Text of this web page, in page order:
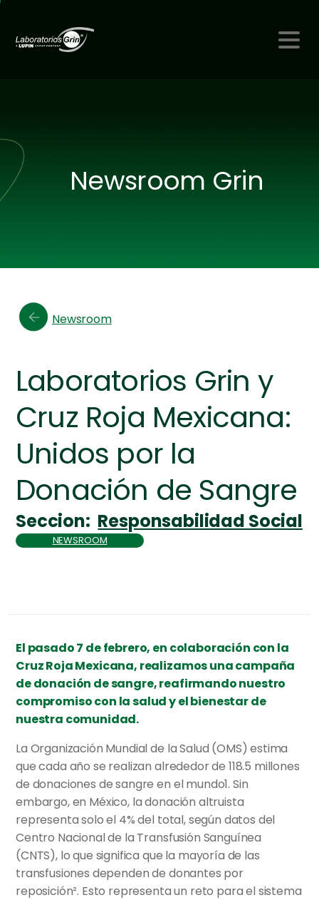
Newsroom Grin
Newsroom
Laboratorios Grin y
Cruz Roja Mexicana:
Unidos por la
Donación de Sangre
Seccion: Responsabilidad Social
NEWSROOM
El pasado 7 de febrero, en colaboración con la
Cruz Roja Mexicana, realizamos una campaña
de donación de sangre, reafirmando nuestro
compromiso con la salud y el bienestar de
nuestra comunidad.
La Organización Mundial de la Salud (OMS) estima
que cada año se realizan alrededor de 118.5 millones
de donaciones de sangre en el mundo1. Sin
embargo, en México, la donación altruista
representa solo el 4% del total, según datos del
Centro Nacional de la Transfusión Sanguínea
(CNTS), lo que significa que la mayoría de las
transfusiones dependen de donantes por
reposición². Esto representa un reto para el sistema